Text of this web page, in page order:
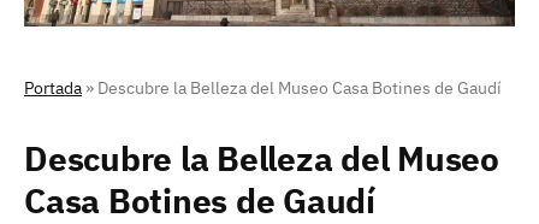
Portada » Descubre la Belleza del Museo Casa Botines de Gaudí
Descubre la Belleza del Museo
Casa Botines de Gaudí